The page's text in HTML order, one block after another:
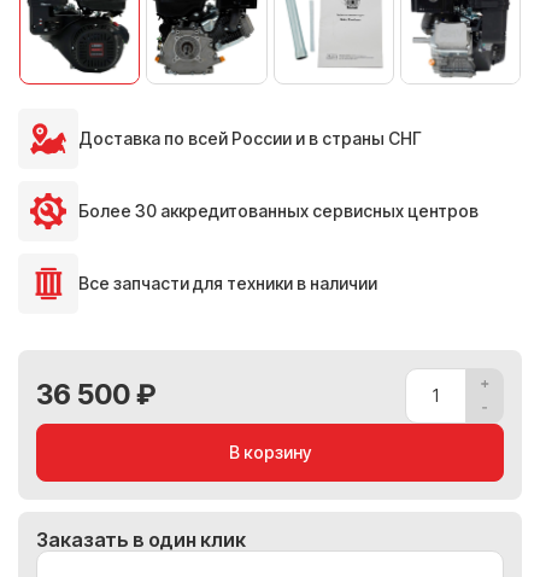
Доставка по всей России и в страны СНГ
Более 30 аккредитованных сервисных центров
Все запчасти для техники в наличии
36 500 ₽
В корзину
Заказать в один клик